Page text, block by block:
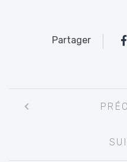
Partager
entre